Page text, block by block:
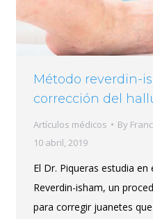
Método reverdin-
corrección del
Artículos médicos By
10 abril, 2019
El Dr. Piqueras estudia
Reverdin-isham, un
para corregir juanetes